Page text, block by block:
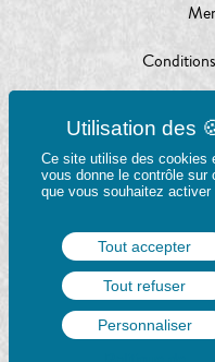
Charte
Ce site utilise des cookies
vous donne le contrôle sur
que vous souhaitez activer
Tout accepter
Tout refuser
Personnaliser